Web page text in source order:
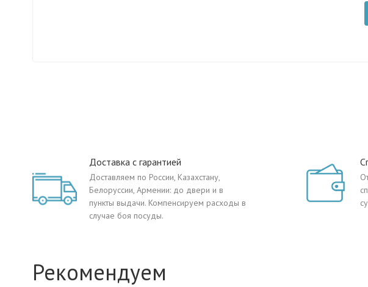
Доставка с гарантией
Доставляем по России, Казахстану,
Белоруссии, Армении: до двери и в
пункты выдачи. Компенсируем расходы в
случае боя посуды.
Рекомендуем